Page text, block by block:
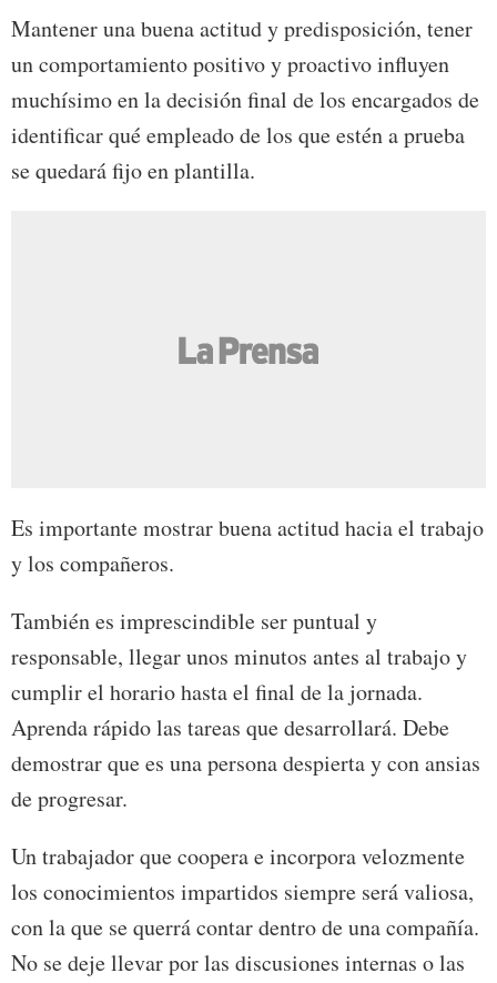
Mantener una buena actitud y predisposición, tener
un comportamiento positivo y proactivo influyen
muchísimo en la decisión final de los encargados de
identificar qué empleado de los que estén a prueba
se quedará fijo en plantilla.
Es importante mostrar buena actitud hacia el trabajo
y los compañeros.
También es imprescindible ser puntual y
responsable, llegar unos minutos antes al trabajo y
cumplir el horario hasta el final de la jornada.
Aprenda rápido las tareas que desarrollará. Debe
demostrar que es una persona despierta y con ansias
de progresar.
Un trabajador que coopera e incorpora velozmente
los conocimientos impartidos siempre será valiosa,
con la que se querrá contar dentro de una compañía.
No se deje llevar por las discusiones internas o las